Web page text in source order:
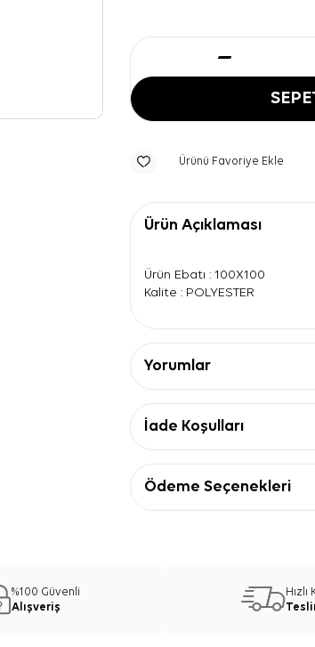
Ürünü Favoriye Ekle
Ürün Açıklaması
Ürün Ebatı : 100X100
Kalite : POLYESTER
Yorumlar
İade Koşulları
Ödeme Seçenekleri
%100 Güvenli
Alışveriş
Hızlı